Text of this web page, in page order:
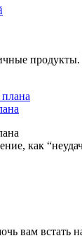
как
вам встать